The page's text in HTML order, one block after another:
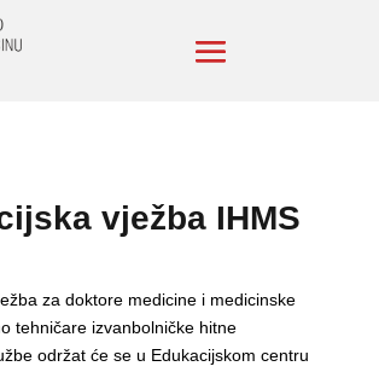
vježba IHMS
za doktore medicine i medicinske
tehničare izvanbolničke hitne
održat će se u Edukacijskom centru